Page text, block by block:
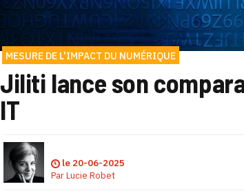
MESURE DE L'IMPACT DU NUMÉRIQUE
Jiliti lance son
IT
le 20-06-2025
ParLucie Robet